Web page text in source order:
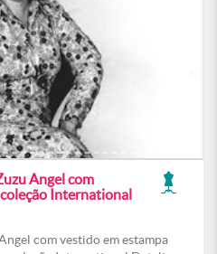
Angel com
International
com vestido em estampa